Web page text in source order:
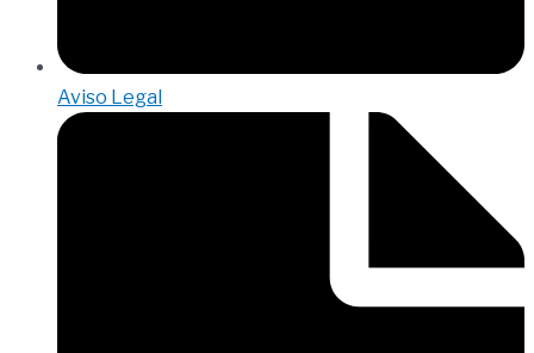
Aviso Legal